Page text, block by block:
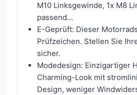
M10 Linksgewinde, 1x M8
passend...
E-Geprüft: Dieser
Prüfzeichen. Stellen Sie
sicher.
Modedesign: Einzigartiger
Charming-Look mit
Design, weniger